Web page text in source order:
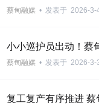
蔡甸融媒 • 发表于 2026-3-
小小巡护员出动！蔡
蔡甸融媒 • 发表于 2026-3-
复工复产有序推进 蔡